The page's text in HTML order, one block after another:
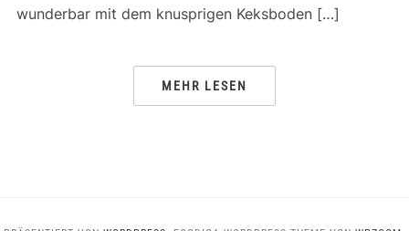
wunderbar mit dem knusprigen Keksboden […]
MEHR LESEN